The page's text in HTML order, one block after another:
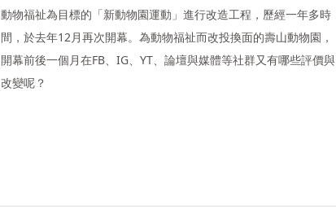
動物福祉為目標的「新動物園運動」進行改造工程，歷經一年多時
間，於去年12月再次開幕。為動物福祉而改投換面的壽山動物園，
開幕前後一個月在FB、IG、YT、論壇與媒體等社群又有哪些評價與
改變呢？